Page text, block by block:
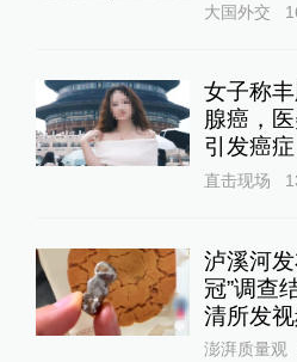
大国外交
女子称
腺癌，
引发癌
直击现场
泸溪河
冠”调查
清所发
澎湃质量观